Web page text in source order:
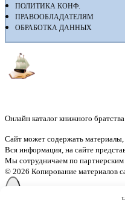
ПОЛИТИКА КОНФ.
ПРАВООБЛАДАТЕЛЯМ
ОБРАБОТКА ДАННЫХ
Онлайн каталог книжного
Сайт может содержать
Вся информация, на сайте
Мы сотрудничаем по партнерским
© 2026 Копирование материалов